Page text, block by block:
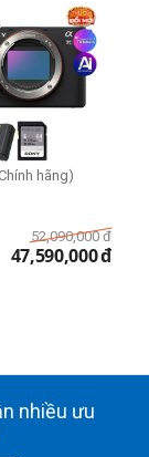
hãng)
52,090,000 đ
47,590,000đ
nhiều ưu